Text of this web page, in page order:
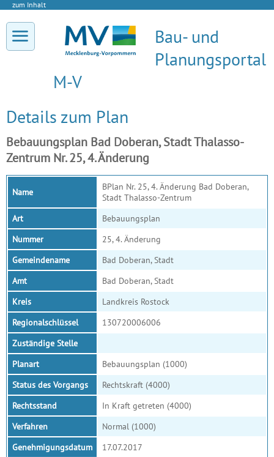
zum Inhalt
Bau- und
Planungsportal
M-V
Details zum Plan
Bebauungsplan Bad Doberan, Stadt Thalasso-
Zentrum Nr. 25, 4. Änderung
Name
BPlan Nr. 25, 4. Änderung Bad Doberan,
Stadt Thalasso-Zentrum
Art
Bebauungsplan
Nummer
25, 4. Änderung
Gemeindename
Bad Doberan, Stadt
Amt
Bad Doberan, Stadt
Kreis
Landkreis Rostock
Regionalschlüssel
130720006006
Zuständige Stelle
Planart
Bebauungsplan (1000)
Status des Vorgangs
Rechtskraft (4000)
Rechtsstand
In Kraft getreten (4000)
Verfahren
Normal (1000)
Genehmigungsdatum
17.07.2017